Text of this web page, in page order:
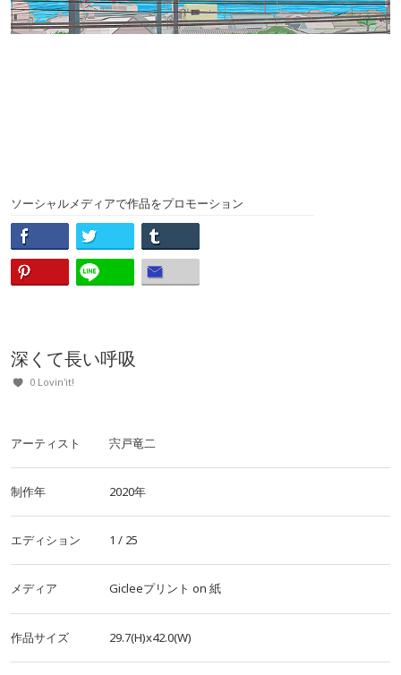
ソーシャルメディアで作品をプロモーション
深くて長い呼吸
0 Lovin'it!
アーティスト 宍戸竜二
制作年 2020年
エディション 1 / 25
メディア Gicleeプリント on 紙
作品サイズ 29.7(H)x42.0(W)